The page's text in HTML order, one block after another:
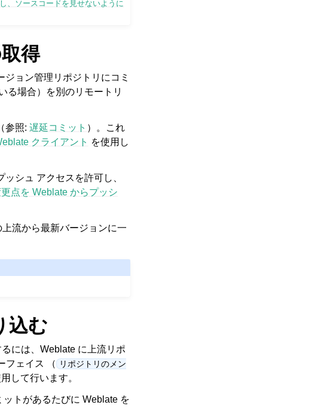
、ソースコードを見せないように
得
ョン管理リポジトリにコミ
る場合）を別のリモートリ
参照: 遅延コミット ）。これ
クライアント を使用し
シュ アクセスを許可し、
点を Weblate からプッシ
流から最新バージョンに一
込む
には、Weblate に上流リポ
フェイス （
リポジトリのメン
して行います。
トがあるたびに Weblate を